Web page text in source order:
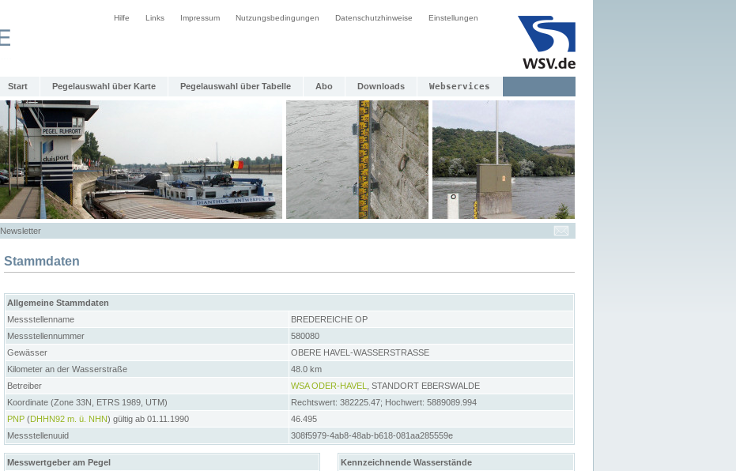
Hilfe Links Impressum Nutzungsbedingungen Datenschutzhinweise Einstellungen
Start Pegelauswahl über Karte Pegelauswahl über Tabelle Abo Downloads Webservices
Newsletter
Stammdaten
Allgemeine Stammdaten
Messstellenname
BREDEREICHE OP
Messstellennummer
580080
Gewässer
OBERE HAVEL-WASSERSTRASSE
Kilometer an der Wasserstraße
48.0 km
Betreiber
WSA ODER-HAVEL
, STANDORT EBERSWALDE
Koordinate (Zone 33N, ETRS 1989, UTM)
Rechtswert: 382225.47; Hochwert: 5889089.994
PNP (DHHN92 m. ü. NHN) gültig ab 01.11.1990
46.495
Messstellenuuid
308f5979-4ab8-48ab-b618-081aa285559e
Messwertgeber am Pegel
Kennzeichnende Wasserstände